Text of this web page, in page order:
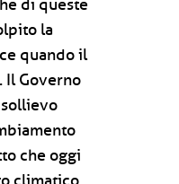
di queste
la
quando il
Il Governo
che oggi